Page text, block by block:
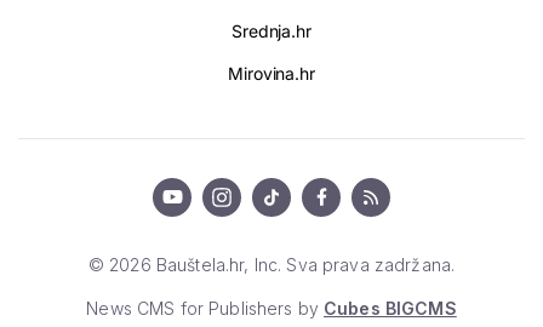
Srednja.hr
Mirovina.hr
© 2026 Bauštela.hr, Inc. Sva prava zadržana.
News CMS for Publishers by Cubes BIGCMS